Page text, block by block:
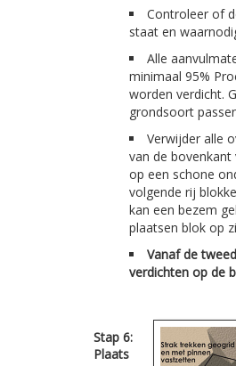
Controleer of
staat en
Alle
minimaal 95%
worden verdicht.
grondsoort
Verwijder alle
van de
op een schone
volgende rij
kan een bezem
plaatsen blok op
Vanaf de
verdichten op de
Stap 6:
Plaats